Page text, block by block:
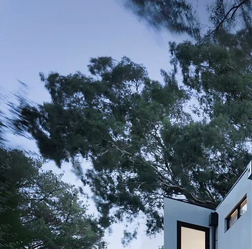
POURQUOI
Parce
beaucoup
complexe